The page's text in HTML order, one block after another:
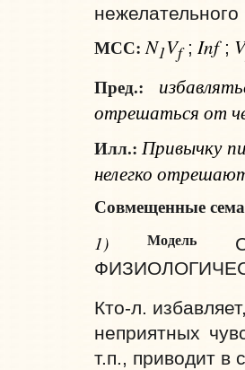
МСС: N1Vf; Inf; V
Пред.:
отрешаться от
Илл.: Привычку
нелегко
Совмещенные
1)Модель
Кто‑л.
неприятных
т.п., приводит в